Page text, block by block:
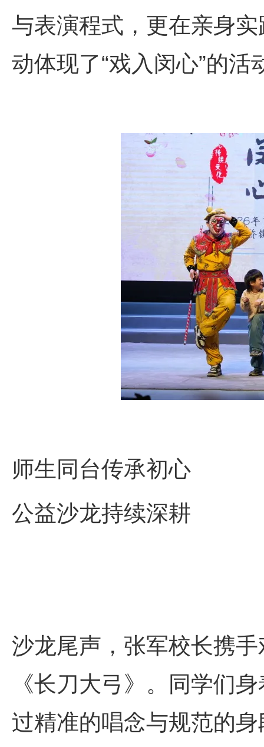
与表演程式，更在亲身
动体现了“戏入闵心”的活
师生同台传承初心
公益沙龙持续深耕
沙龙尾声，张军校长携
《长刀大弓》。同学们
过精准的唱念与规范的